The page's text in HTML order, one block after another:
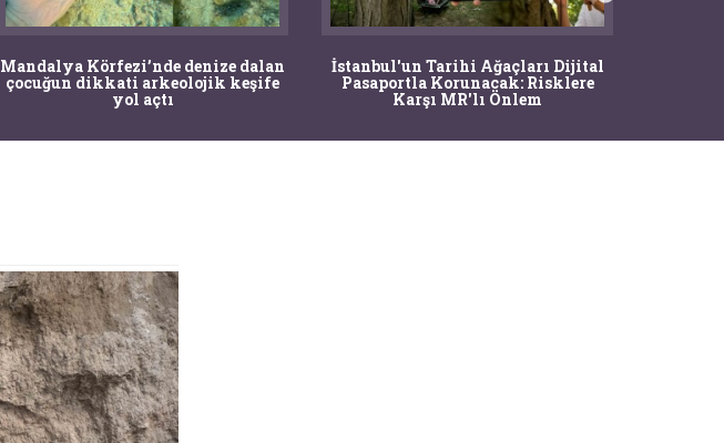
Mandalya Körfezi’nde denize dalan
çocuğun dikkati arkeolojik keşife
yol açtı
İstanbul'un Tarihi Ağaçları Dijital
Pasaportla Korunacak: Risklere
Karşı MR'lı Önlem